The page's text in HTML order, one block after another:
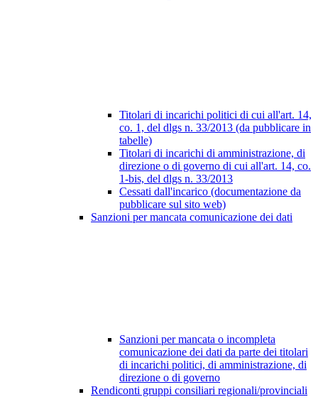
Titolari di incarichi politici di cui all'art. 14,
co. 1, del dlgs n. 33/2013 (da pubblicare in
tabelle)
Titolari di incarichi di amministrazione, di
direzione o di governo di cui all'art. 14, co.
1-bis, del dlgs n. 33/2013
Cessati dall'incarico (documentazione da
pubblicare sul sito web)
Sanzioni per mancata comunicazione dei dati
Sanzioni per mancata o incompleta
comunicazione dei dati da parte dei titolari
di incarichi politici, di amministrazione, di
direzione o di governo
Rendiconti gruppi consiliari regionali/provinciali